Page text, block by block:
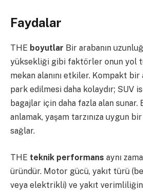
Faydalar
THE boyutlar Bir arabanın
yüksekliği gibi faktörler onun yol
mekan alanını etkiler. Kompakt bir
park edilmesi daha kolaydır; SUV
bagajlar için daha fazla alan sunar.
anlamak, yaşam tarzınıza uygun
sağlar.
THE teknik performans aynı
üründür. Motor gücü, yakıt türü
veya elektrikli) ve yakıt